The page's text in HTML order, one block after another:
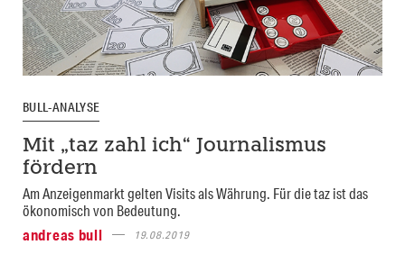
BULL-ANALYSE
Mit „taz zahl ich“ Journalismus
fördern
Am Anzeigenmarkt gelten Visits als Währung. Für die taz ist das
ökonomisch von Bedeutung.
andreas bull
19.08.2019